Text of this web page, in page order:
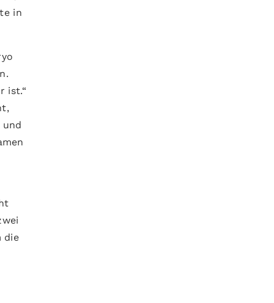
in
ist.“
und
die